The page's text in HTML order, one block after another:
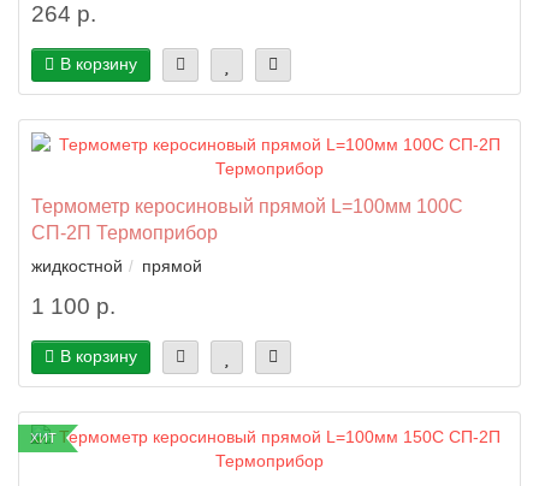
264 р.
В корзину
Термометр керосиновый прямой L=100мм 100C
СП-2П Термоприбор
жидкостной прямой
1 100 р.
В корзину
ХИТ